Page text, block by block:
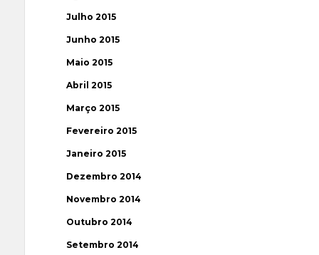
Julho 2015
Junho 2015
Maio 2015
Abril 2015
Março 2015
Fevereiro 2015
Janeiro 2015
Dezembro 2014
Novembro 2014
Outubro 2014
Setembro 2014